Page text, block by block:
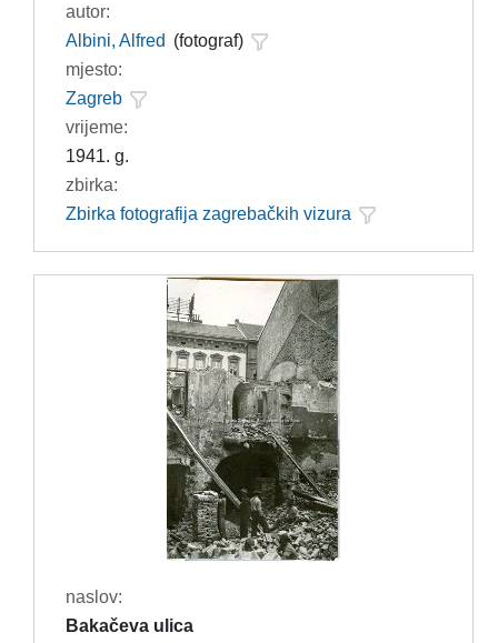
autor:
Albini, Alfred (fotograf)
mjesto:
Zagreb
vrijeme:
1941. g.
zbirka:
Zbirka fotografija zagrebačkih vizura
naslov:
Bakačeva ulica